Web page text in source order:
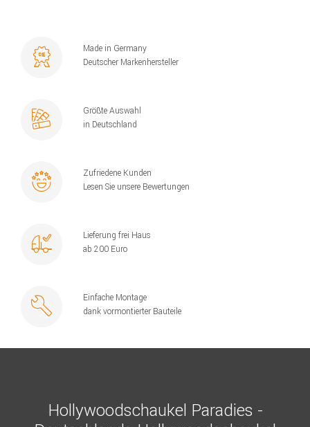
Made in Germany
Deutscher Markenhersteller
Größte Auswahl
in Deutschland
Zufriedene Kunden
Lesen Sie unsere Bewertungen
Lieferung frei Haus
ab 200 Euro
Einfache Montage
dank vormontierter Bauteile
Hollywoodschaukel Paradies -